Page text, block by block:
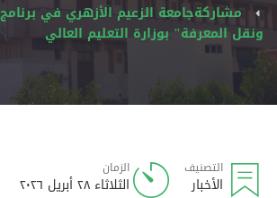
مشاركةجامعة الزعيم الأزهري في
ونقل المعرفة" بوزارة التعليم العالي
التصنيف
الأخبار
الزمان
الثلاثاء ٢٨ أبريل ٢٠٢٦